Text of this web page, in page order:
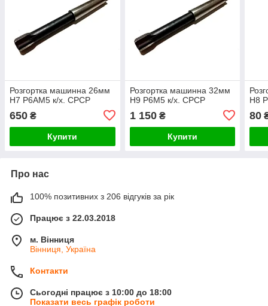
Розгортка машинна 26мм
Н7 Р6АМ5 к/х. СРСР
650 ₴
Купити
Розгортка машинна 32мм
Н9 Р6М5 к/х. СРСР
1 150₴
Купити
Н8
80
Про нас
100% позитивних з 206 відгуків за рік
Працює з 22.03.2018
м. Вінниця
Вінниця, Україна
Контакти
Сьогодні працює з 10:00 до 18:00
Показати весь графік роботи